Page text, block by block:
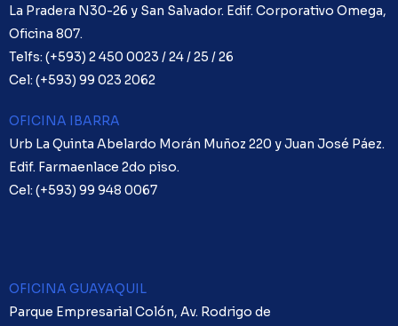
La Pradera N30-26 y San Salvador. Edif. Corporativo Omega,
Oficina 807.
Telfs: (+593) 2 450 0023 / 24 / 25 / 26
Cel: (+593) 99 023 2062
OFICINA IBARRA
Urb La Quinta Abelardo Morán Muñoz 220 y Juan José Páez.
Edif. Farmaenlace 2do piso.
Cel: (+593) 99 948 0067
OFICINA GUAYAQUIL
Parque Empresarial Colón, Av. Rodrigo de